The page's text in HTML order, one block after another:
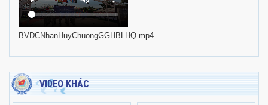
BVDCNhanHuyChuongGGHBLHQ.mp4
VIDEO KHÁC